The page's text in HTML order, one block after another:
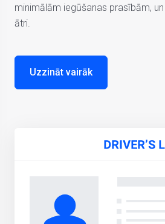
minimālām iegūšanas prasībām,
ātri.
Uzzināt vairāk